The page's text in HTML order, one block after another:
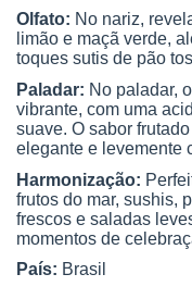
Olfato: No nariz,
limão e maçã verde,
toques sutis de pão
Paladar: No paladar,
vibrante, com uma
suave. O sabor
elegante e levemente
Harmonização:
frutos do mar, sushis,
frescos e saladas
momentos de
País: Brasil